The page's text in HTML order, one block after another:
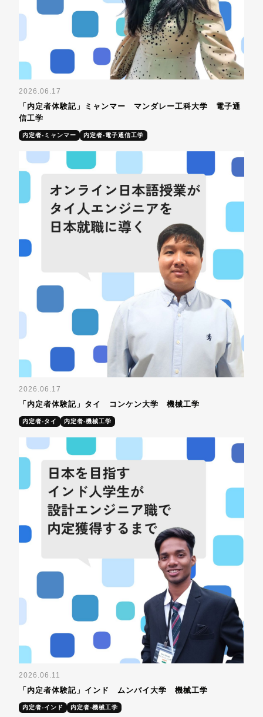
2026.06.17
「内定者体験記」ミャンマー マンダレー工科大学 電子通
信工学
内定者-ミャンマー 内定者-電子通信工学
2026.06.17
「内定者体験記」タイ コンケン大学 機械工学
内定者-タイ 内定者-機械工学
2026.06.11
「内定者体験記」インド ムンバイ大学 機械工学
内定者-インド 内定者-機械工学